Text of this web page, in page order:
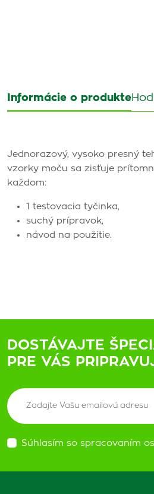
Informácie o produkte
Jednorazový, vysoko presný
vzorky moču sa zisťuje
každom:
1 testovacia tyčinka,
suchý prípravok,
návod na použitie.
DOSTÁVAJTE
PRE VÁS
Súhlasím so spracovaním